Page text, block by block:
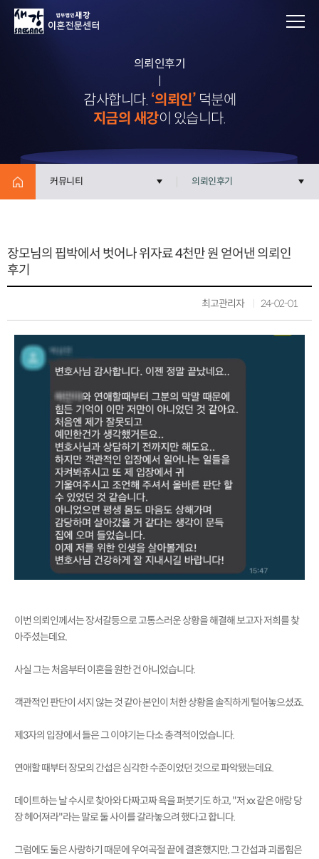
의뢰인후기
감사합니다. ‘의뢰인’ 덕분에
지금의 새강이 있습니다.
커뮤니티 의뢰인후기
장모님의 핍박에서 벗어나 위자료 4천만 원 얻어낸 의뢰인
후기
최고관리자 24-02-01
이번 의뢰인께서는 장서갈등으로 고통스러운 상황을 해결해 보고자 저희를 찾
아주셨는데요.
사실 그는 처음부터 이혼을 원한 건 아니었습니다.
객관적인 판단이 서지 않는 것 같아 본인이 처한 상황을 솔직하게 털어놓으셨죠.
제3자의 입장에서 들은 그 이야기는 다소 충격적이었습니다.
연애할 때부터 장모의 간섭은 심각한 수준이었던 것으로 파악됐는데요.
데이트하는 날 수시로 찾아와 다짜고짜 욕을 퍼붓기도 하고, "저 xx 같은 애랑 당
장 헤어져라"라는 말로 둘 사이를 갈라놓으려 했다고 합니다.
그럼에도 둘은 사랑하기 때문에 우여곡절 끝에 결혼했지만, 그 간섭과 괴롭힘은